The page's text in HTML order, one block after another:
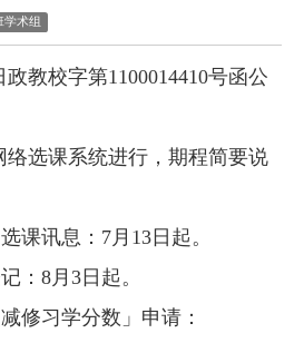
学术组
教校字第1100014410号函公
选课系统进行，期程简要说
课讯息：7月13日起。
：8月3日起。
修习学分数」申请：